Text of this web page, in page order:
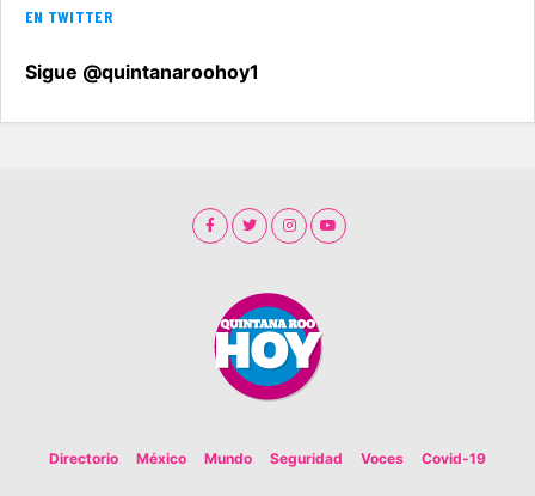
EN TWITTER
Sigue @quintanaroohoy1
Directorio México Mundo Seguridad Voces Covid-19